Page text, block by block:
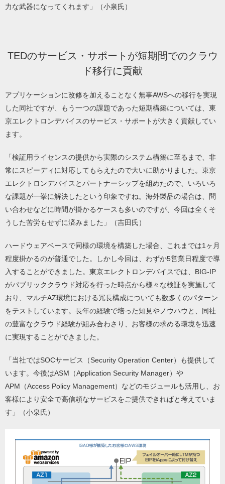
力な武器になってくれます」（小泉氏）
TEDのサービス・サポートが短期間でのクラウ
ド移行に貢献
アプリケーションに改修を加えることなく無事AWSへの移行を実現
した同社ですが、もう一つの課題であった短期構築については、東
京エレクトロンデバイスのサービス・サポートが大きく貢献してい
ます。
「検証用ライセンスの提供から実際のシステム構築に至るまで、非
常にスピーディに対応してもらえたので大いに助かりました。東京
エレクトロンデバイスとパートナーシップを組めたので、いろいろ
な課題が一挙に解決したという印象ですね。海外製品の場合は、問
い合わせなどに時間が掛かるケースも多いのですが、今回は全くそ
うした苦労もせずに済みました」（吉田氏）
ハードウェアベースで同様の環境を構築した場合、これまでは1ヶ月
程度掛かるのが普通でした。しかし今回は、わずか5営業日程度で導
入することができました。東京エレクトロンデバイスでは、BIG-IP
がパブリッククラウド対応を行った時点から様々な検証を実施して
おり、マルチAZ環境における冗長構成についても数多くのパターン
をテストしています。長年の経験で培った知見やノウハウと、同社
の豊富なクラウド経験が組み合わさり、お客様の求める環境を迅速
に実現することができました。
「当社ではSOCサービス（Security Operation Center）も提供して
います。今後はASM（Application Security Manager）や
APM（Access Policy Management）などのモジュールも活用し、お
客様により安全で高信頼なサービスをご提供できればと考えていま
す」（小泉氏）